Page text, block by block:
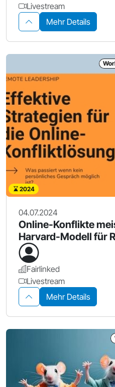
Livestream
Mehr Details
2024
04.07.2024
Online-Konflikte
Harvard-Modell für
Fairlinked
Livestream
Mehr Details